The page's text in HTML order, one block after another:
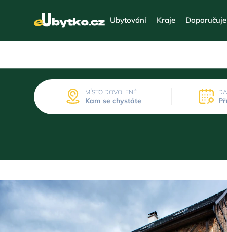
Ubytování Kraje
MÍSTO DOVOLENÉ
Kam se chystáte